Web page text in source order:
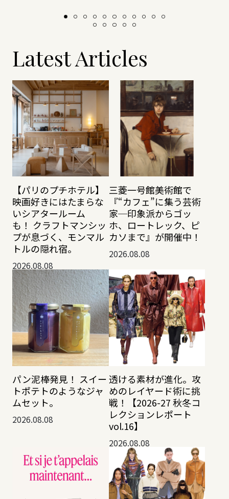
Latest Articles
【パリのプチホテル】
映画好きにはたまらな
いシアタールーム
も！ クラフトマンシッ
プが息づく、モンマル
トルの隠れ宿。
2026.08.08
三菱一号館美術館で
『“カフェ”に集う芸術
家─印象派からゴッ
ホ、ロートレック、ピ
カソまで』が開催中！
2026.08.08
パン泥棒発見！ スイー
トポテトのようなジャ
ムセット。
2026.08.08
透ける素材が進化。攻
めのレイヤード術に挑
戦！【2026-27 秋冬コ
レクションレポート
vol.16】
2026.08.08